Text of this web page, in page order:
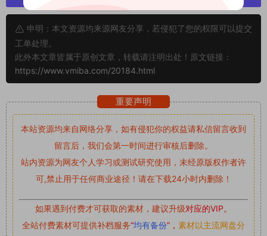
申明：本文资源均来源网友分享，若侵犯了您的权限可以提交
工单处理。
此外本文章皆属于原创文章，转载请注明出处！原文链接：
https://www.vmiba.com/20184.html
重要声明
本站资源均来自网络分享，如有侵犯你的权益请私信留言收到
留言后，我们会第一时间进行审核后删除。
站内资源为网友个人学习或测试研究使用，未经原版权作者许
可,禁止用于任何商业途径！请在下载24小时内删除！
如果遇到付费才可获取的素材，建议升级对应的VIP。
全站付费素材可提供补档服务“均有备份”， 素材以主流网盘分